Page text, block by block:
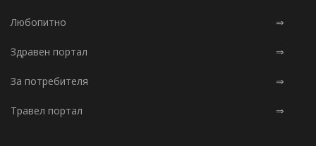
Любопитно ⇒
Здравен портал ⇒
За потребителя ⇒
Травел портал ⇒